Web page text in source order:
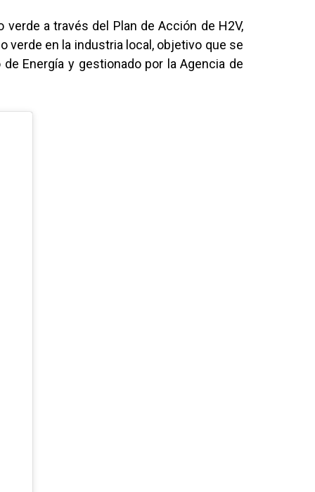
a través del Plan de Acción de H2V,
verde en la industria local, objetivo que se
Energía y gestionado por la Agencia de